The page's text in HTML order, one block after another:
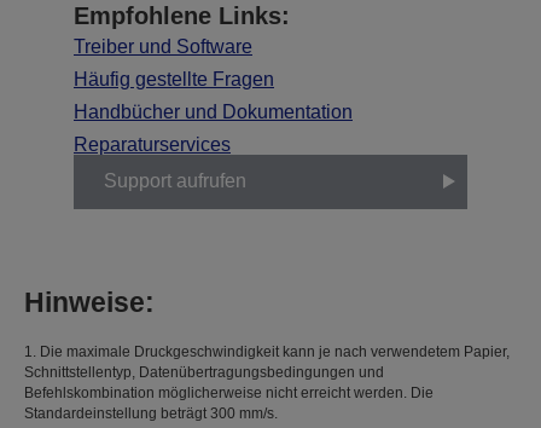
Empfohlene Links:
Treiber und Software
Häufig gestellte Fragen
Handbücher und Dokumentation
Reparaturservices
Support aufrufen
Hinweise:
1. Die maximale Druckgeschwindigkeit kann je nach verwendetem Papier,
Schnittstellentyp, Datenübertragungsbedingungen und
Befehlskombination möglicherweise nicht erreicht werden. Die
Standardeinstellung beträgt 300 mm/s.